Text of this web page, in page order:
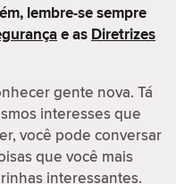
lembre-se sempre
e as Diretrizes
gente nova. Tá
interesses que
você pode conversar
que você mais
interessantes.